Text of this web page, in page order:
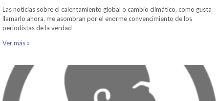
Las noticias sobre el calentamiento global o cambio climático, como gusta
llamarlo ahora, me asombran por el enorme convencimiento de los
periodistas de la verdad
Ver más »